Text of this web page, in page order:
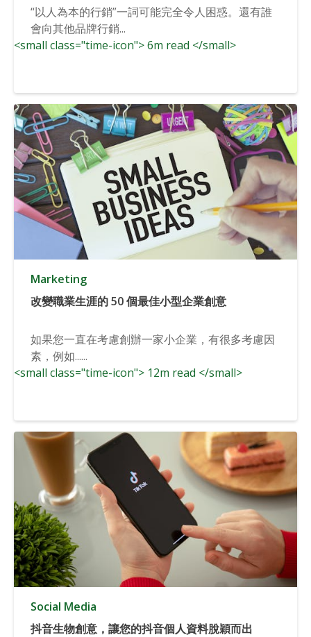
“以人為本的行銷”一詞可能完全令人困惑。還有誰
會向其他品牌行銷...
<small class="time-icon"> 6m read </small>
Marketing
改變職業生涯的 50 個最佳小型企業創意
如果您一直在考慮創辦一家小企業，有很多考慮因
素，例如......
<small class="time-icon"> 12m read </small>
Social Media
抖音生物創意，讓您的抖音個人資料脫穎而出